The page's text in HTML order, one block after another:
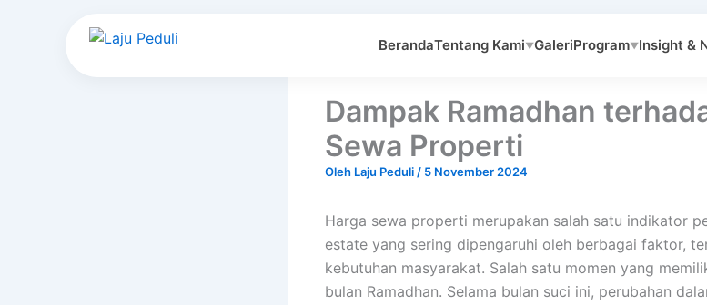
BerandaTentang Kami▼GaleriProgram▼Insight &
Dampak Ramadhan
Sewa Properti
Oleh Laju Peduli / 5 November 2024
Harga sewa properti merupakan salah satu indikator
estate yang sering dipengaruhi oleh berbagai faktor,
kebutuhan masyarakat. Salah satu momen yang
bulan Ramadhan. Selama bulan suci ini, perubahan